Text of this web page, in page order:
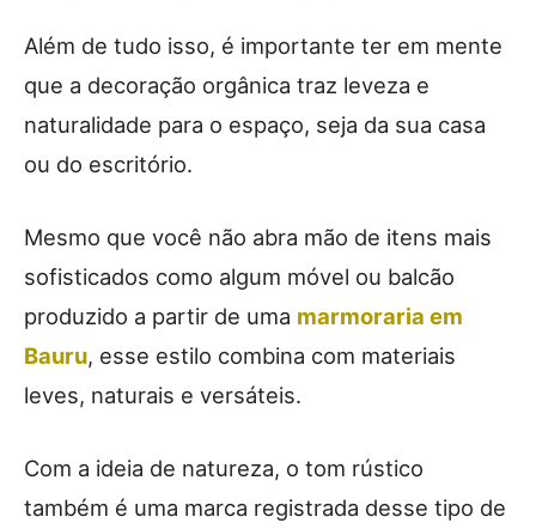
Além de tudo isso, é importante ter em mente
que a decoração orgânica traz leveza e
naturalidade para o espaço, seja da sua casa
ou do escritório.
Mesmo que você não abra mão de itens mais
sofisticados como algum móvel ou balcão
produzido a partir de uma marmoraria em
Bauru, esse estilo combina com materiais
leves, naturais e versáteis.
Com a ideia de natureza, o tom rústico
também é uma marca registrada desse tipo de